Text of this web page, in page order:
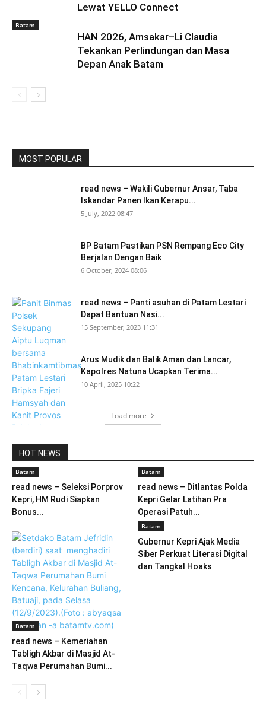
Lewat YELLO Connect
Batam
HAN 2026, Amsakar–Li Claudia
Tekankan Perlindungan dan Masa
Depan Anak Batam
MOST POPULAR
read news – Wakili Gubernur Ansar, Taba
Iskandar Panen Ikan Kerapu...
5 July, 2022 08:47
BP Batam Pastikan PSN Rempang Eco City
Berjalan Dengan Baik
6 October, 2024 08:06
read news – Panti asuhan di Patam Lestari
Dapat Bantuan Nasi...
15 September, 2023 11:31
Arus Mudik dan Balik Aman dan Lancar,
Kapolres Natuna Ucapkan Terima...
10 April, 2025 10:22
Load more
HOT NEWS
Batam
read news – Seleksi Porprov
Kepri, HM Rudi Siapkan
Bonus...
Batam
read news – Ditlantas Polda
Kepri Gelar Latihan Pra
Operasi Patuh...
Batam
read news – Kemeriahan
Tabligh Akbar di Masjid At-
Taqwa Perumahan Bumi...
Batam
Gubernur Kepri Ajak Media
Siber Perkuat Literasi Digital
dan Tangkal Hoaks